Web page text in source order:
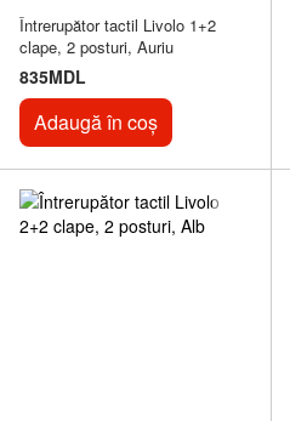
Întrerupător tactil Livolo 1+2
clape, 2 posturi, Auriu
835MDL
Adaugă în coș